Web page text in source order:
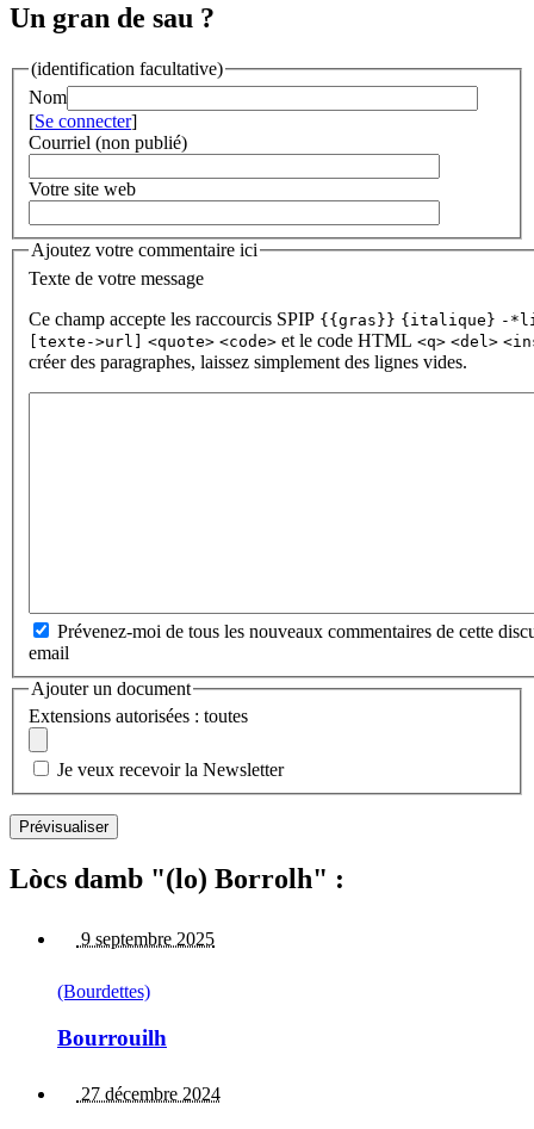
Un gran de sau ?
(identification facultative)
Nom
[Se connecter]
Courriel (non publié)
Votre site web
Ajoutez votre commentaire ici
Texte de votre message
Ce champ accepte les raccourcis SPIP {{gras}} {italique} -
[texte->url] <quote> <code> et le code HTML <q> <del>
créer des paragraphes, laissez simplement des lignes vides.
Prévenez-moi de tous les nouveaux commentaires de cette
email
Ajouter un document
Extensions autorisées : toutes
Je veux recevoir la Newsletter
Lòcs damb "(lo) Borrolh" :
9 septembre 2025
(Bourdettes)
Bourrouilh
27 décembre 2024